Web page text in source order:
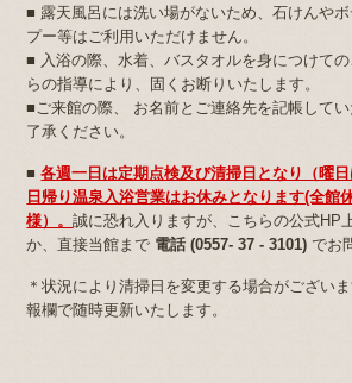
■ 露天風呂には洗い場がないため、石けんや
プー等はご利用いただけません。
■ 入浴の際、水着、バスタオルを身につけて
らの指導により、固くお断りいたします。
■ご来館の際、 お名前とご連絡先を記帳して
了承ください。
■ 各週一日は定期点検及び清掃日となり（曜
日帰り温泉入浴営業はお休みとなります(全館
様）。誠に恐れ入りますが、こちらの公式HP
か、直接当館まで 電話 (0557- 37 - 3101)でお
＊状況により清掃日を変更する場合がござい
報欄で随時更新いたします。